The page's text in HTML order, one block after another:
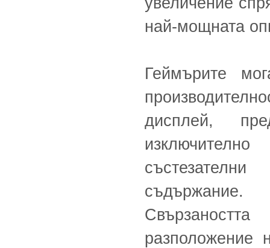
най-мощната
Геймърите
дисплей,
съдържание.
разположение